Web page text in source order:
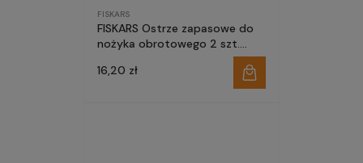
FISKARS
FISKARS Ostrze zapasowe do
nożyka obrotowego 2 szt.
16,20 zł